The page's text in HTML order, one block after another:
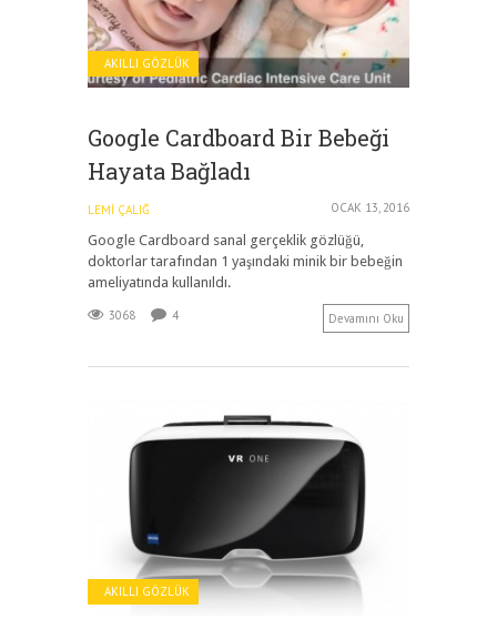
AKILLI GÖZLÜK
Google Cardboard Bir Bebeği
Hayata Bağladı
LEMI ÇALIĞ OCAK 13, 2016
Google Cardboard sanal gerçeklik gözlüğü,
doktorlar tarafından 1 yaşındaki minik bir bebeğin
ameliyatında kullanıldı.
3068 4 Devamını Oku
AKILLI GÖZLÜK